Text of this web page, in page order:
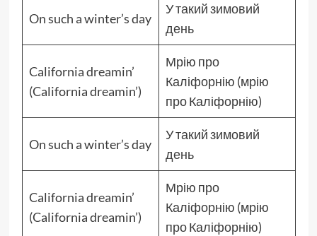
On such a winter’s day
У такий зимовий
день
California dreamin’
(California dreamin’)
Мрію про
Каліфорнію (мрію
про Каліфорнію)
On such a winter’s day
У такий зимовий
день
California dreamin’
(California dreamin’)
Мрію про
Каліфорнію (мрію
про Каліфорнію)